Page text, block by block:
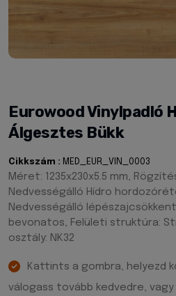
Eurowood Vinylpadló
Álgesztes Bükk
Cikkszám : MED_EUR_VIN_0003
Méret: 1235x230x5.5 mm,
Nedvességálló Hídro
Nedvességálló
bevonatos, Felületi struktúra:
osztály: NK32
Kattints a gombra, helyezd
válogass tovább kedvedre, vagy